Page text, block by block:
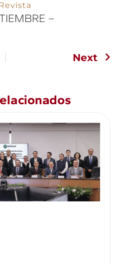
–
Next